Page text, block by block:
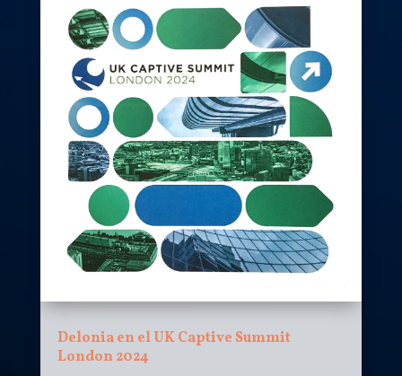
Delonia en el UK Captive Summit
London 2024